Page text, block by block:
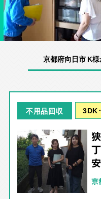
京都府向日市 K
不用品回収 3DK
京